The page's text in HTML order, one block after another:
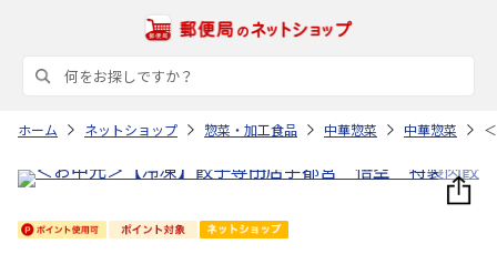
ホーム ネットショップ 惣菜・加工食品 中華惣菜 中華惣菜